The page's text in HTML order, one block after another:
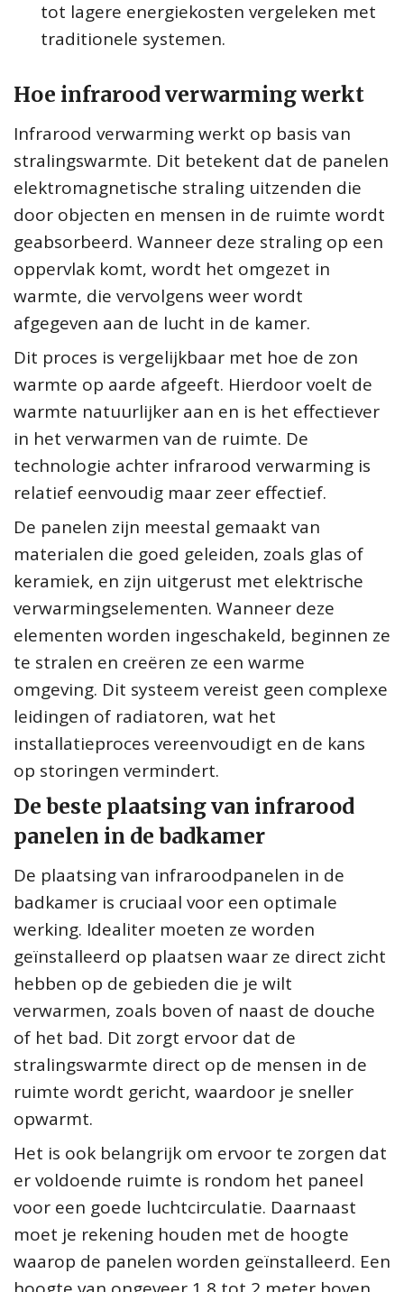
tot lagere energiekosten vergeleken met
traditionele systemen.
Hoe infrarood verwarming werkt
Infrarood verwarming werkt op basis van
stralingswarmte. Dit betekent dat de panelen
elektromagnetische straling uitzenden die
door objecten en mensen in de ruimte wordt
geabsorbeerd. Wanneer deze straling op een
oppervlak komt, wordt het omgezet in
warmte, die vervolgens weer wordt
afgegeven aan de lucht in de kamer.
Dit proces is vergelijkbaar met hoe de zon
warmte op aarde afgeeft. Hierdoor voelt de
warmte natuurlijker aan en is het effectiever
in het verwarmen van de ruimte. De
technologie achter infrarood verwarming is
relatief eenvoudig maar zeer effectief.
De panelen zijn meestal gemaakt van
materialen die goed geleiden, zoals glas of
keramiek, en zijn uitgerust met elektrische
verwarmingselementen. Wanneer deze
elementen worden ingeschakeld, beginnen ze
te stralen en creëren ze een warme
omgeving. Dit systeem vereist geen complexe
leidingen of radiatoren, wat het
installatieproces vereenvoudigt en de kans
op storingen vermindert.
De beste plaatsing van infrarood
panelen in de badkamer
De plaatsing van infraroodpanelen in de
badkamer is cruciaal voor een optimale
werking. Idealiter moeten ze worden
geïnstalleerd op plaatsen waar ze direct zicht
hebben op de gebieden die je wilt
verwarmen, zoals boven of naast de douche
of het bad. Dit zorgt ervoor dat de
stralingswarmte direct op de mensen in de
ruimte wordt gericht, waardoor je sneller
opwarmt.
Het is ook belangrijk om ervoor te zorgen dat
er voldoende ruimte is rondom het paneel
voor een goede luchtcirculatie. Daarnaast
moet je rekening houden met de hoogte
waarop de panelen worden geïnstalleerd. Een